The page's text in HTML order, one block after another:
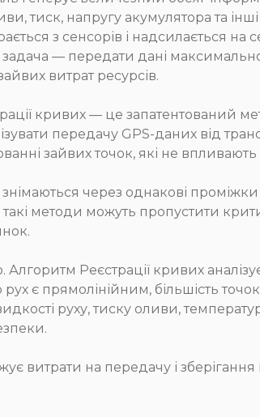
тиск, напругу акумулятора та
з сенсорів і надсилається
задача — передати дані
витрат ресурсів.
кривих — це запатентований
передачу GPS-даних від
зайвих точок, які не
через однакові проміжки
методи можуть пропустити
Реєстрації кривих
є прямолінійним, більшість точок
руху, тиску оливи,
на передачу і зберігання